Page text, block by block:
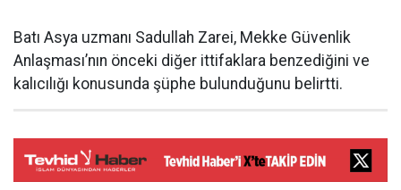
Batı Asya uzmanı Sadullah Zarei, Mekke Güvenlik
Anlaşması’nın önceki diğer ittifaklara benzediğini ve
kalıcılığı konusunda şüphe bulunduğunu belirtti.